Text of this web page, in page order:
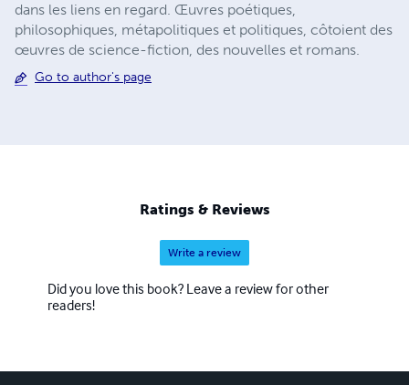
dans les liens en regard. Œuvres poétiques,
philosophiques, métapolitiques et politiques, côtoient des
œuvres de science-fiction, des nouvelles et romans.
Go to author's page
Ratings & Reviews
Write a review
Did you love this book? Leave a review for other
readers!